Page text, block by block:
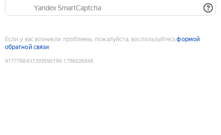
Yandex SmartCaptcha
Если у вас возникли проблемы, пожалуйста, воспользуйтесьформой
обратной связи
9177768431393590194:1786026848